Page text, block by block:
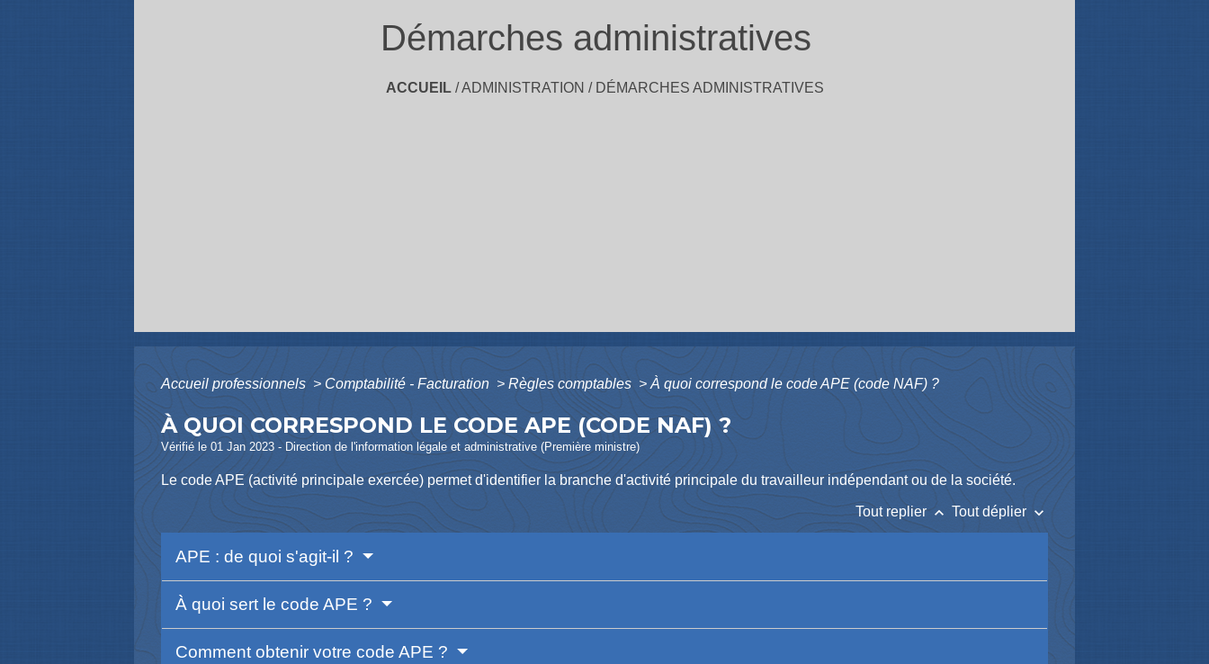
Démarches administratives
ACCUEIL/ADMINISTRATION / DÉMARCHES ADMINISTRATIVES
Accueil professionnels > Comptabilité - Facturation > Règles comptables > À quoi correspond le code APE (code NAF) ?
À QUOI CORRESPOND LE CODE APE (CODE NAF) ?
Vérifié le 01 Jan 2023 - Direction de l'information légale et administrative (Première ministre)
Le code APE (activité principale exercée) permet d'identifier la branche d'activité principale du travailleur indépendant ou de la société.
Tout replierkeyboard_arrow_up Tout déplier keyboard_arrow_down
APE : de quoi s'agit-il ?
À quoi sert le code APE ?
Comment obtenir votre code APE ?